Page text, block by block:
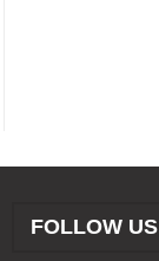
FOLLOW US